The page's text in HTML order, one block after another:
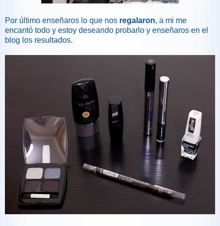
Por último enseñaros lo que nos regalaron, a mi me
encantó todo y estoy deseando probarlo y enseñaros en el
blog los resultados.